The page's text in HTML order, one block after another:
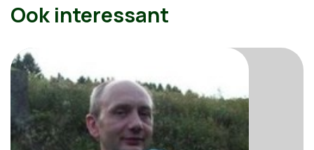
Ook interessant